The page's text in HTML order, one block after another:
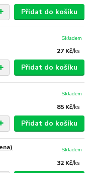
Přidat do košíku
27 Kč/ks
Skladem
Přidat do košíku
85 Kč/ks
Skladem
Přidat do košíku
32 Kč/ks
Skladem